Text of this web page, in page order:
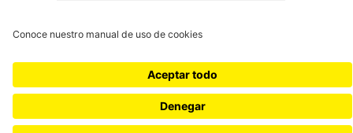
Reconocimiento como Universidad: Decreto 1297 del 30 de mayo de 1964.